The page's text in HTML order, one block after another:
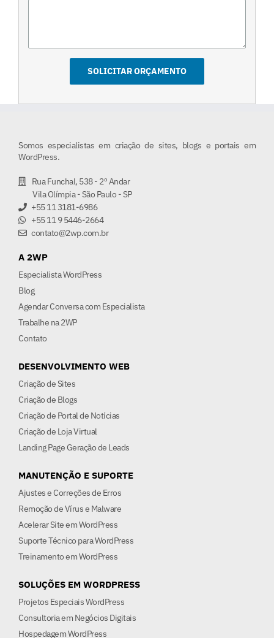
Somos especialistas em criação de sites, blogs e portais em
WordPress.
Rua Funchal, 538 - 2º Andar
Vila Olímpia - São Paulo - SP
+55 11 3181-6986
+55 11 9 5446-2664
contato@2wp.com.br
A 2WP
Especialista WordPress
Blog
Agendar Conversa com Especialista
Trabalhe na 2WP
Contato
DESENVOLVIMENTO WEB
Criação de Sites
Criação de Blogs
Criação de Portal de Notícias
Criação de Loja Virtual
Landing Page Geração de Leads
MANUTENÇÃO E SUPORTE
Ajustes e Correções de Erros
Remoção de Vírus e Malware
Acelerar Site em WordPress
Suporte Técnico para WordPress
Treinamento em WordPress
SOLUÇÕES EM WORDPRESS
Projetos Especiais WordPress
Consultoria em Negócios Digitais
Hospedagem WordPress